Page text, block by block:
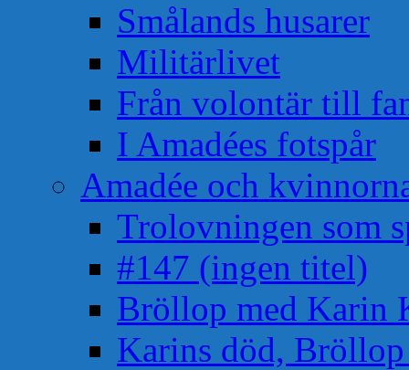
Smålands husarer
Militärlivet
Från volontär till
I Amadées fotspår
Amadée och
Trolovningen som
#147 (ingen titel)
Bröllop med Karin
Karins död,